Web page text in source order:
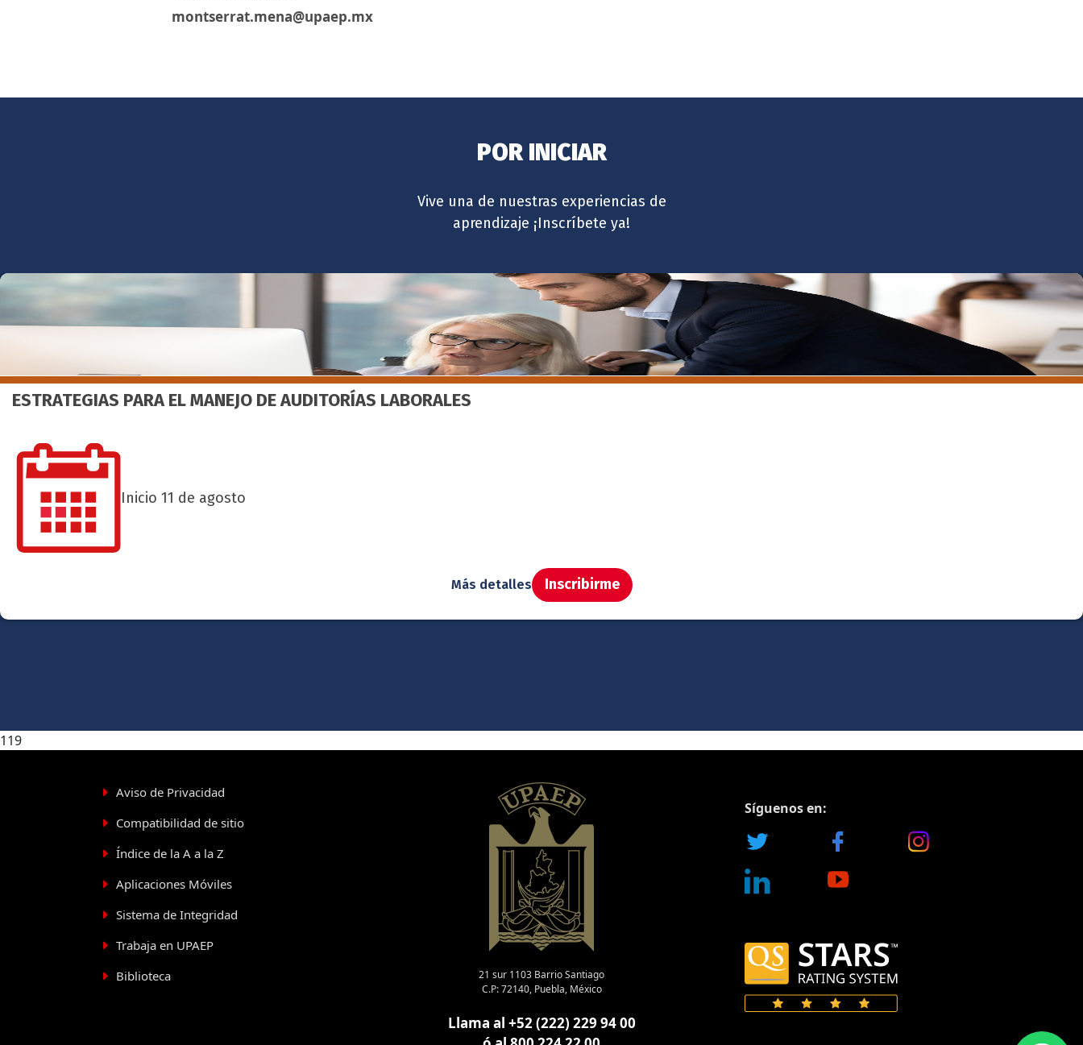
montserrat.mena@upaep.mx
POR INICIAR
Vive una de nuestras experiencias de
aprendizaje ¡Inscríbete ya!
ESTRATEGIAS PARA EL MANEJO DE AUDITORÍAS LABORALES
Inicio 11 de agosto
Más detalles Inscribirme
119
Aviso de Privacidad
Compatibilidad de sitio
Índice de la A a la Z
Aplicaciones Móviles
Sistema de Integridad
Trabaja en UPAEP
Biblioteca
21 sur 1103 Barrio Santiago
C.P: 72140, Puebla, México
Llama al +52 (222) 229 94 00
Síguenos en: